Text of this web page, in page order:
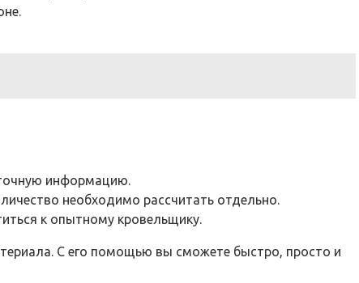
информацию.
необходимо рассчитать отдельно.
к опытному кровельщику.
С его помощью вы сможете быстро, просто и